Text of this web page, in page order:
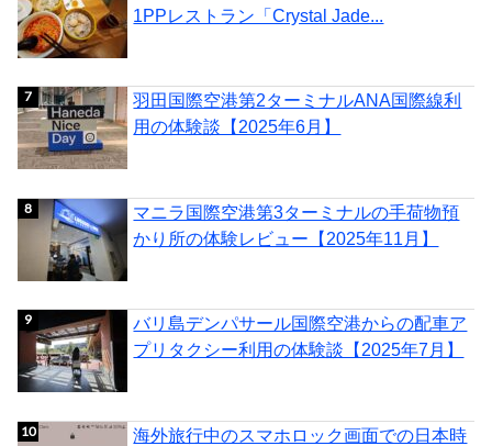
1PPレストラン「Crystal Jade...
羽田国際空港第2ターミナルANA国際線利
用の体験談【2025年6月】
マニラ国際空港第3ターミナルの手荷物預
かり所の体験レビュー【2025年11月】
バリ島デンパサール国際空港からの配車ア
プリタクシー利用の体験談【2025年7月】
海外旅行中のスマホロック画面での日本時